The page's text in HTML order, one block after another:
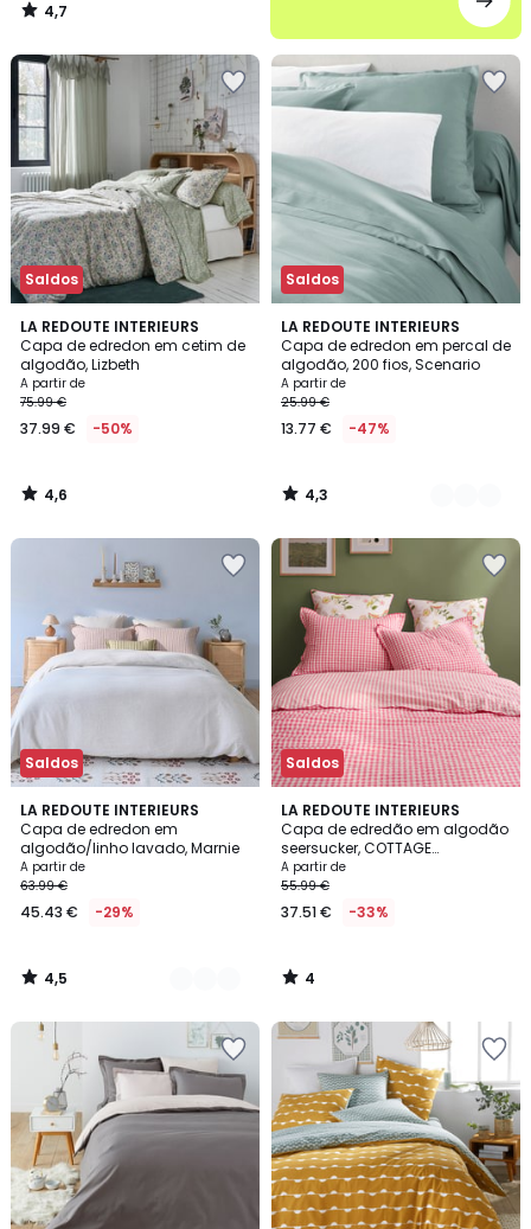
4,7
/
Saldos
LA REDOUTE INTERIEURS
Capa de edredon em cetim de
algodão, Lizbeth
A partir de
75.99 €
37.99 € -50%
4,6
/ 5
4,6
/
Saldos
LA REDOUTE INTERIEURS
Capa de edredon em percal de
algodão, 200 fios, Scenario
A partir de
25.99 €
13.77 € -47%
4,3
/ 5
21
Cores
4,3
/
Saldos
LA REDOUTE INTERIEURS
Capa de edredon em
algodão/linho lavado, Marnie
A partir de
63.99 €
45.43 € -29%
4,5
/ 5
4
Cores
4,5
/
Saldos
LA REDOUTE INTERIEURS
Capa de edredão em algodão
seersucker, COTTAGE
FRAMBOISE
A partir de
55.99 €
37.51 € -33%
4
/
5
4
/